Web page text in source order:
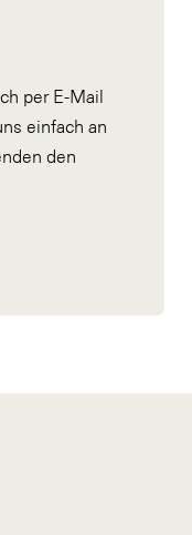
per E-Mail
einfach an
den